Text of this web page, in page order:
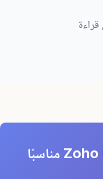
هل أنت غير متأكد مما إذا كان Zoho One مناسبًا